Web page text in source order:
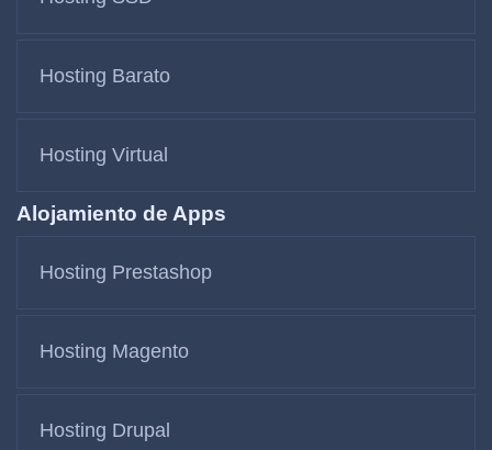
Hosting Barato
Hosting Virtual
Alojamiento de Apps
Hosting Prestashop
Hosting Magento
Hosting Drupal